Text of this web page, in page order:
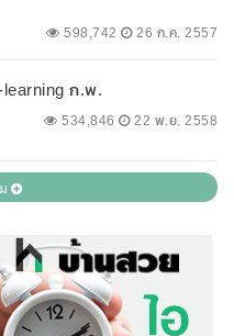
598,742 26 ก.ค. 2557
ก.พ.
534,846 22 พ.ย. 2558